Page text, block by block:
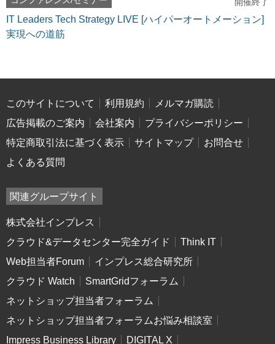
開催終了
IT Leaders Tech Strategy LIVE [ハイパーオートメーション]
実現への道筋
このサイトについて 利用規約
メルマガ購読
広告掲載のご案内
会社案内
プライバシーポリシー
特定商取引法に基づく表示
サイトマップ
お問合せ
よくある質問
関連グループサイト
株式会社インプレス
クラウド&データセンター完全ガイド
Think IT
Web担当者Forum
インプレス総合研究所
クラウド Watch
SmartGridフォーラム
ネットショップ担当者フォーラム
ネットショップ担当者フォーラムお悩み相談室
Impress Business Library
DIGITAL X